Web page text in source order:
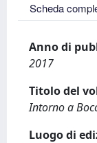
Scheda
Anno di
2017
Titolo del
Intorno a
Luogo di